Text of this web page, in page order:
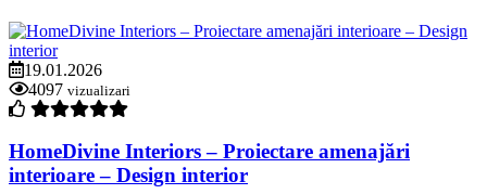
19.01.2026
4097 vizualizari
HomeDivine Interiors – Proiectare amenajări
interioare – Design interior